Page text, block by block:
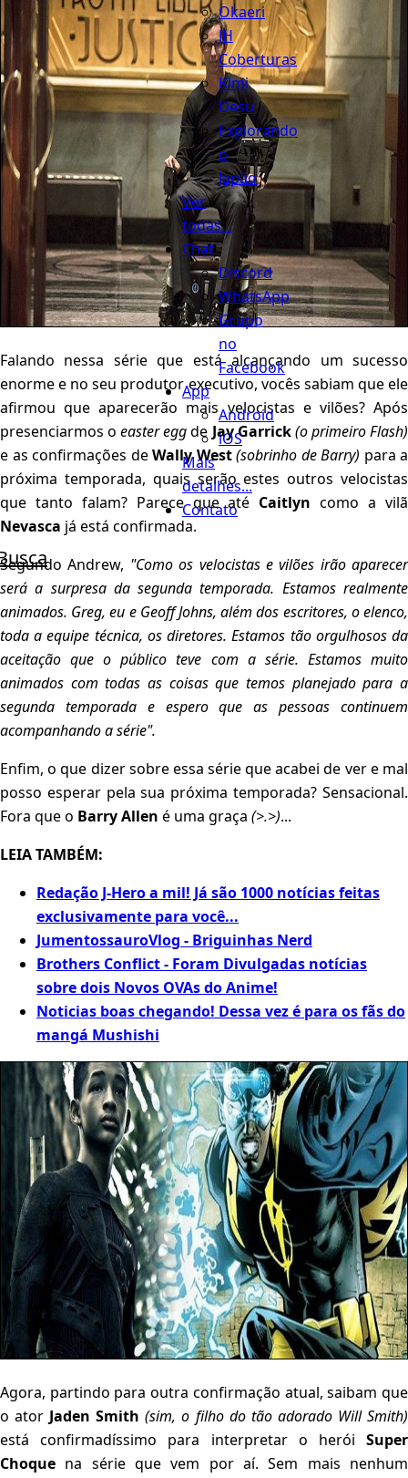
Okaeri
JH
Coberturas
Kimi
Desu
Explorando
o
Japão
Ver
todas...
Chat
Discord
WhatsApp
Grupo
no
Facebook
App
Android
iOS
Mais
detalhes...
Contato
Falando nessa série que está alcançando um sucesso
enorme e no seu produtor executivo, vocês sabiam que ele
afirmou que aparecerão mais velocistas e vilões? Após
presenciarmos oeaster eggde Jay Garrick(o primeiro Flash)
e as confirmações deWally West (sobrinho de Barry) para a
próxima temporada, quais serão estes outros velocistas
que tanto falam? Parece que até Caitlyn como a vilã
Nevasca já está confirmada.
Segundo Andrew, "Como os velocistas e vilões irão aparecer
será a surpresa da segunda temporada. Estamos realmente
animados. Greg, eu e Geoff Johns, além dos escritores, o elenco,
toda a equipe técnica, os diretores. Estamos tão orgulhosos da
aceitação que o público teve com a série. Estamos muito
animados com todas as coisas que temos planejado para a
segunda temporada e espero que as pessoas continuem
acompanhando a série".
Enfim, o que dizer sobre essa série que acabei de ver e mal
posso esperar pela sua próxima temporada? Sensacional.
Fora que o Barry Allen é uma graça (>.>)...
LEIA TAMBÉM:
Redação J-Hero a mil! Já são 1000 notícias feitas
exclusivamente para você...
JumentossauroVlog - Briguinhas Nerd
Brothers Conflict - Foram Divulgadas notícias
sobre dois Novos OVAs do Anime!
Noticias boas chegando! Dessa vez é para os fãs do
mangá Mushishi
Agora, partindo para outra confirmação atual, saibam que
o ator Jaden Smith(sim, o filho do tão adorado Will Smith)
está confirmadíssimo para interpretar o herói Super
Choque na série que vem por aí. Sem mais nenhum